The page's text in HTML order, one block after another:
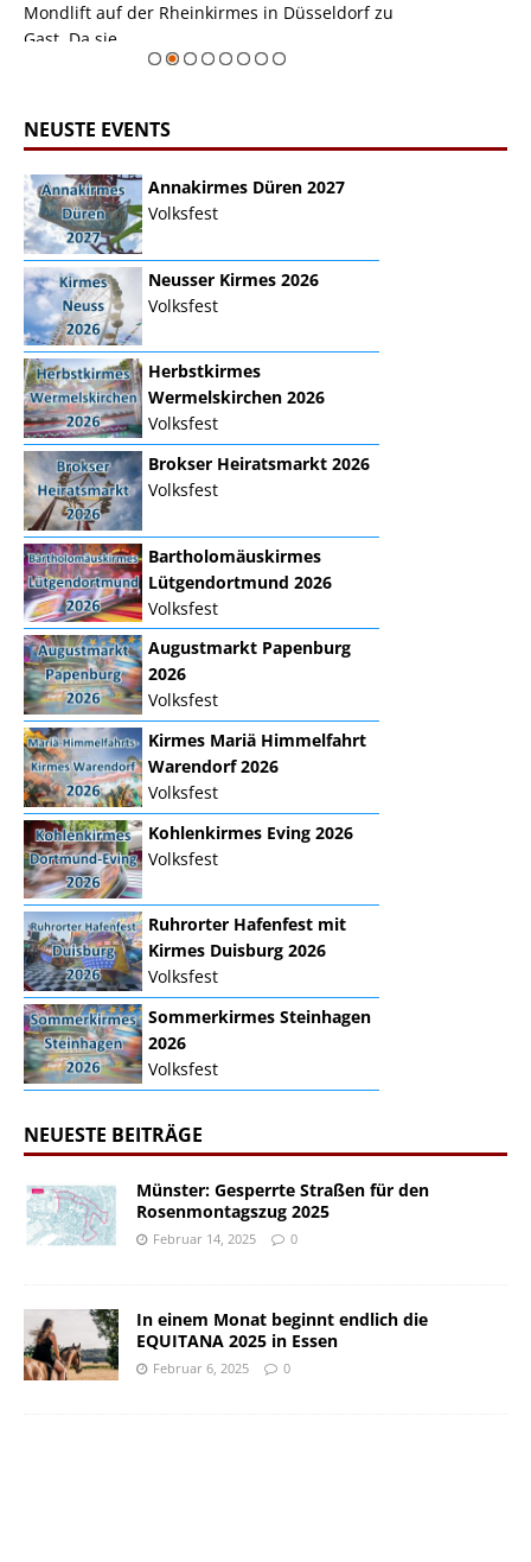
Mondlift auf der Rheinkirmes in Düsseldorf zu
Gast. Da sie ...
NEUSTE EVENTS
Annakirmes Düren 2027
Volksfest
Neusser Kirmes 2026
Volksfest
Herbstkirmes
Wermelskirchen 2026
Volksfest
Brokser Heiratsmarkt 2026
Volksfest
Bartholomäuskirmes
Lütgendortmund 2026
Volksfest
Augustmarkt Papenburg
2026
Volksfest
Kirmes Mariä Himmelfahrt
Warendorf 2026
Volksfest
Kohlenkirmes Eving 2026
Volksfest
Ruhrorter Hafenfest mit
Kirmes Duisburg 2026
Volksfest
Sommerkirmes Steinhagen
2026
Volksfest
NEUESTE BEITRÄGE
Münster: Gesperrte Straßen für den
Rosenmontagszug 2025
Februar 14, 2025 0
In einem Monat beginnt endlich die
EQUITANA 2025 in Essen
Februar 6, 2025 0